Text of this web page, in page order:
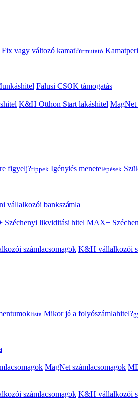
Fix vagy változó kamat?útmutató
Falusi CSOK támogatás
K&H Otthon Start lakáshitel MagNet
figyelj?tippek Igénylés menetelépések
vállalkozói bankszámla
Széchenyi likviditási hitel MAX+
számlacsomagok K&H vállalkozói
lista Mikor jó a folyószámlahitel?
MagNet számlacsomagok
számlacsomagok K&H vállalkozói